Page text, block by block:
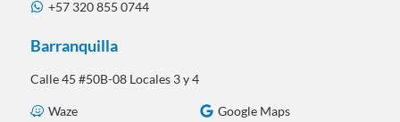
+57 320 855 0744
Barranquilla
Calle 45 #50B-08 Locales 3 y 4
Waze
Google Maps